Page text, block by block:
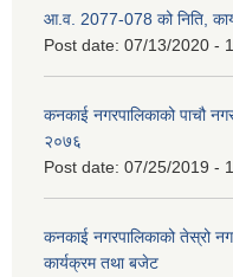
आ.व. 2077-078 को निति,
Post date: 07/13/2020 -
कनकाई नगरपालिकाको पाचौ
२०७६
Post date: 07/25/2019 -
कनकाई नगरपालिकाको तेस्रो
कार्यक्रम तथा बजेट